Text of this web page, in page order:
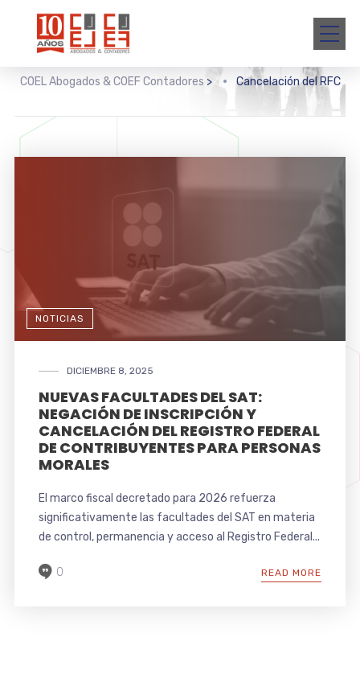
COEL Abogados & COEF Contadores > Cancelación del RFC
NOTICIAS
DICIEMBRE 8, 2025
NUEVAS FACULTADES DEL SAT:
NEGACIÓN DE INSCRIPCIÓN Y
CANCELACIÓN DEL REGISTRO FEDERAL
DE CONTRIBUYENTES PARA PERSONAS
MORALES
El marco fiscal decretado para 2026 refuerza
significativamente las facultades del SAT en materia
de control, permanencia y acceso al Registro Federal...
READ MORE
0